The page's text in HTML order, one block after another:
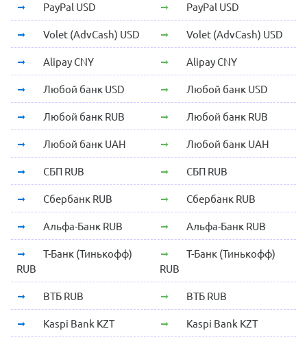
PayPal USD PayPal USD
Volet (AdvCash) USD Volet (AdvCash) USD
Alipay CNY Alipay CNY
Любой банк USD Любой банк USD
Любой банк RUB Любой банк RUB
Любой банк UAH Любой банк UAH
СБП RUB СБП RUB
Сбербанк RUB Сбербанк RUB
Альфа-Банк RUB Альфа-Банк RUB
Т-Банк (Тинькофф)
RUB
Т-Банк (Тинькофф)
RUB
ВТБ RUB ВТБ RUB
Kaspi Bank KZT Kaspi Bank KZT